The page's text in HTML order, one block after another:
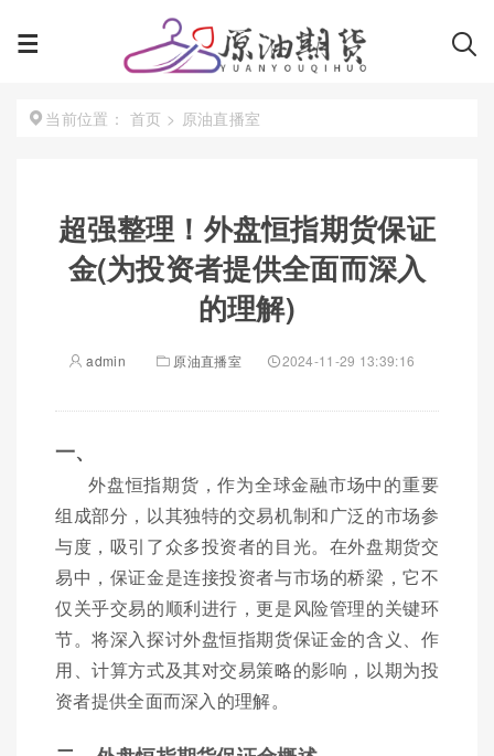
当前位置： 首页 > 原油直播室
超强整理！外盘恒指期货保证
金(为投资者提供全面而深入
的理解)
admin 原油直播室 2024-11-29 13:39:16
一、
外盘恒指期货，作为全球金融市场中的重要
组成部分，以其独特的交易机制和广泛的市场参
与度，吸引了众多投资者的目光。在外盘期货交
易中，保证金是连接投资者与市场的桥梁，它不
仅关乎交易的顺利进行，更是风险管理的关键环
节。将深入探讨外盘恒指期货保证金的含义、作
用、计算方式及其对交易策略的影响，以期为投
资者提供全面而深入的理解。